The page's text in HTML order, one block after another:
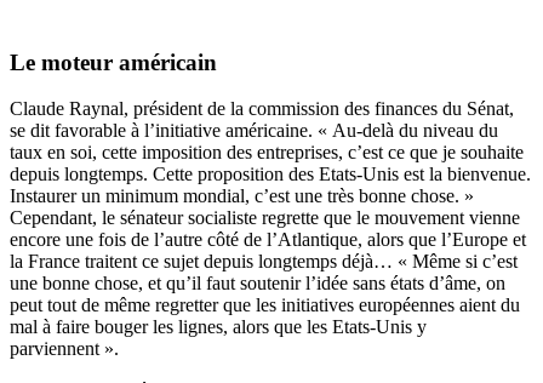
Le moteur américain
Claude Raynal, président de la commission des finances du Sénat,
se dit favorable à l’initiative américaine. « Au-delà du niveau du
taux en soi, cette imposition des entreprises, c’est ce que je souhaite
depuis longtemps. Cette proposition des Etats-Unis est la bienvenue.
Instaurer un minimum mondial, c’est une très bonne chose. »
Cependant, le sénateur socialiste regrette que le mouvement vienne
encore une fois de l’autre côté de l’Atlantique, alors que l’Europe et
la France traitent ce sujet depuis longtemps déjà… « Même si c’est
une bonne chose, et qu’il faut soutenir l’idée sans états d’âme, on
peut tout de même regretter que les initiatives européennes aient du
mal à faire bouger les lignes, alors que les Etats-Unis y
parviennent ».